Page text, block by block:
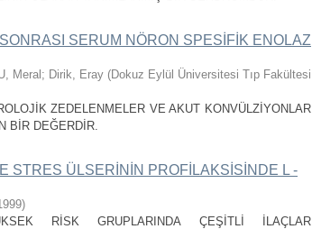
SERUM NÖRON SPESİFİK ENOLAZ
Meral ; Dirik, Eray (Dokuz Eylül Üniversitesi Tıp Fakültesi
ZEDELENMELER VE AKUT KONVÜLZİYONLAR
BİR DEĞERDİR.
STRES ÜLSERİNİN PROFİLAKSİSİNDE L -
)
RİSK GRUPLARINDA ÇEŞİTLİ İLAÇLAR